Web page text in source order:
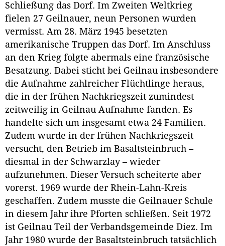
Schließung das Dorf. Im Zweiten Weltkrieg
fielen 27 Geilnauer, neun Personen wurden
vermisst. Am 28. März 1945 besetzten
amerikanische Truppen das Dorf. Im Anschluss
an den Krieg folgte abermals eine französische
Besatzung. Dabei sticht bei Geilnau insbesondere
die Aufnahme zahlreicher Flüchtlinge heraus,
die in der frühen Nachkriegszeit zumindest
zeitweilig in Geilnau Aufnahme fanden. Es
handelte sich um insgesamt etwa 24 Familien.
Zudem wurde in der frühen Nachkriegszeit
versucht, den Betrieb im Basaltsteinbruch –
diesmal in der Schwarzlay – wieder
aufzunehmen. Dieser Versuch scheiterte aber
vorerst. 1969 wurde der Rhein-Lahn-Kreis
geschaffen. Zudem musste die Geilnauer Schule
in diesem Jahr ihre Pforten schließen. Seit 1972
ist Geilnau Teil der Verbandsgemeinde Diez. Im
Jahr 1980 wurde der Basaltsteinbruch tatsächlich